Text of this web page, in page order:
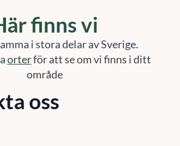
finns vi
i stora delar av Sverige.
orterför att se om vi finns i ditt
område
oss